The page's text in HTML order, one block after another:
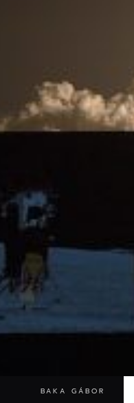
BAKA GÁBOR